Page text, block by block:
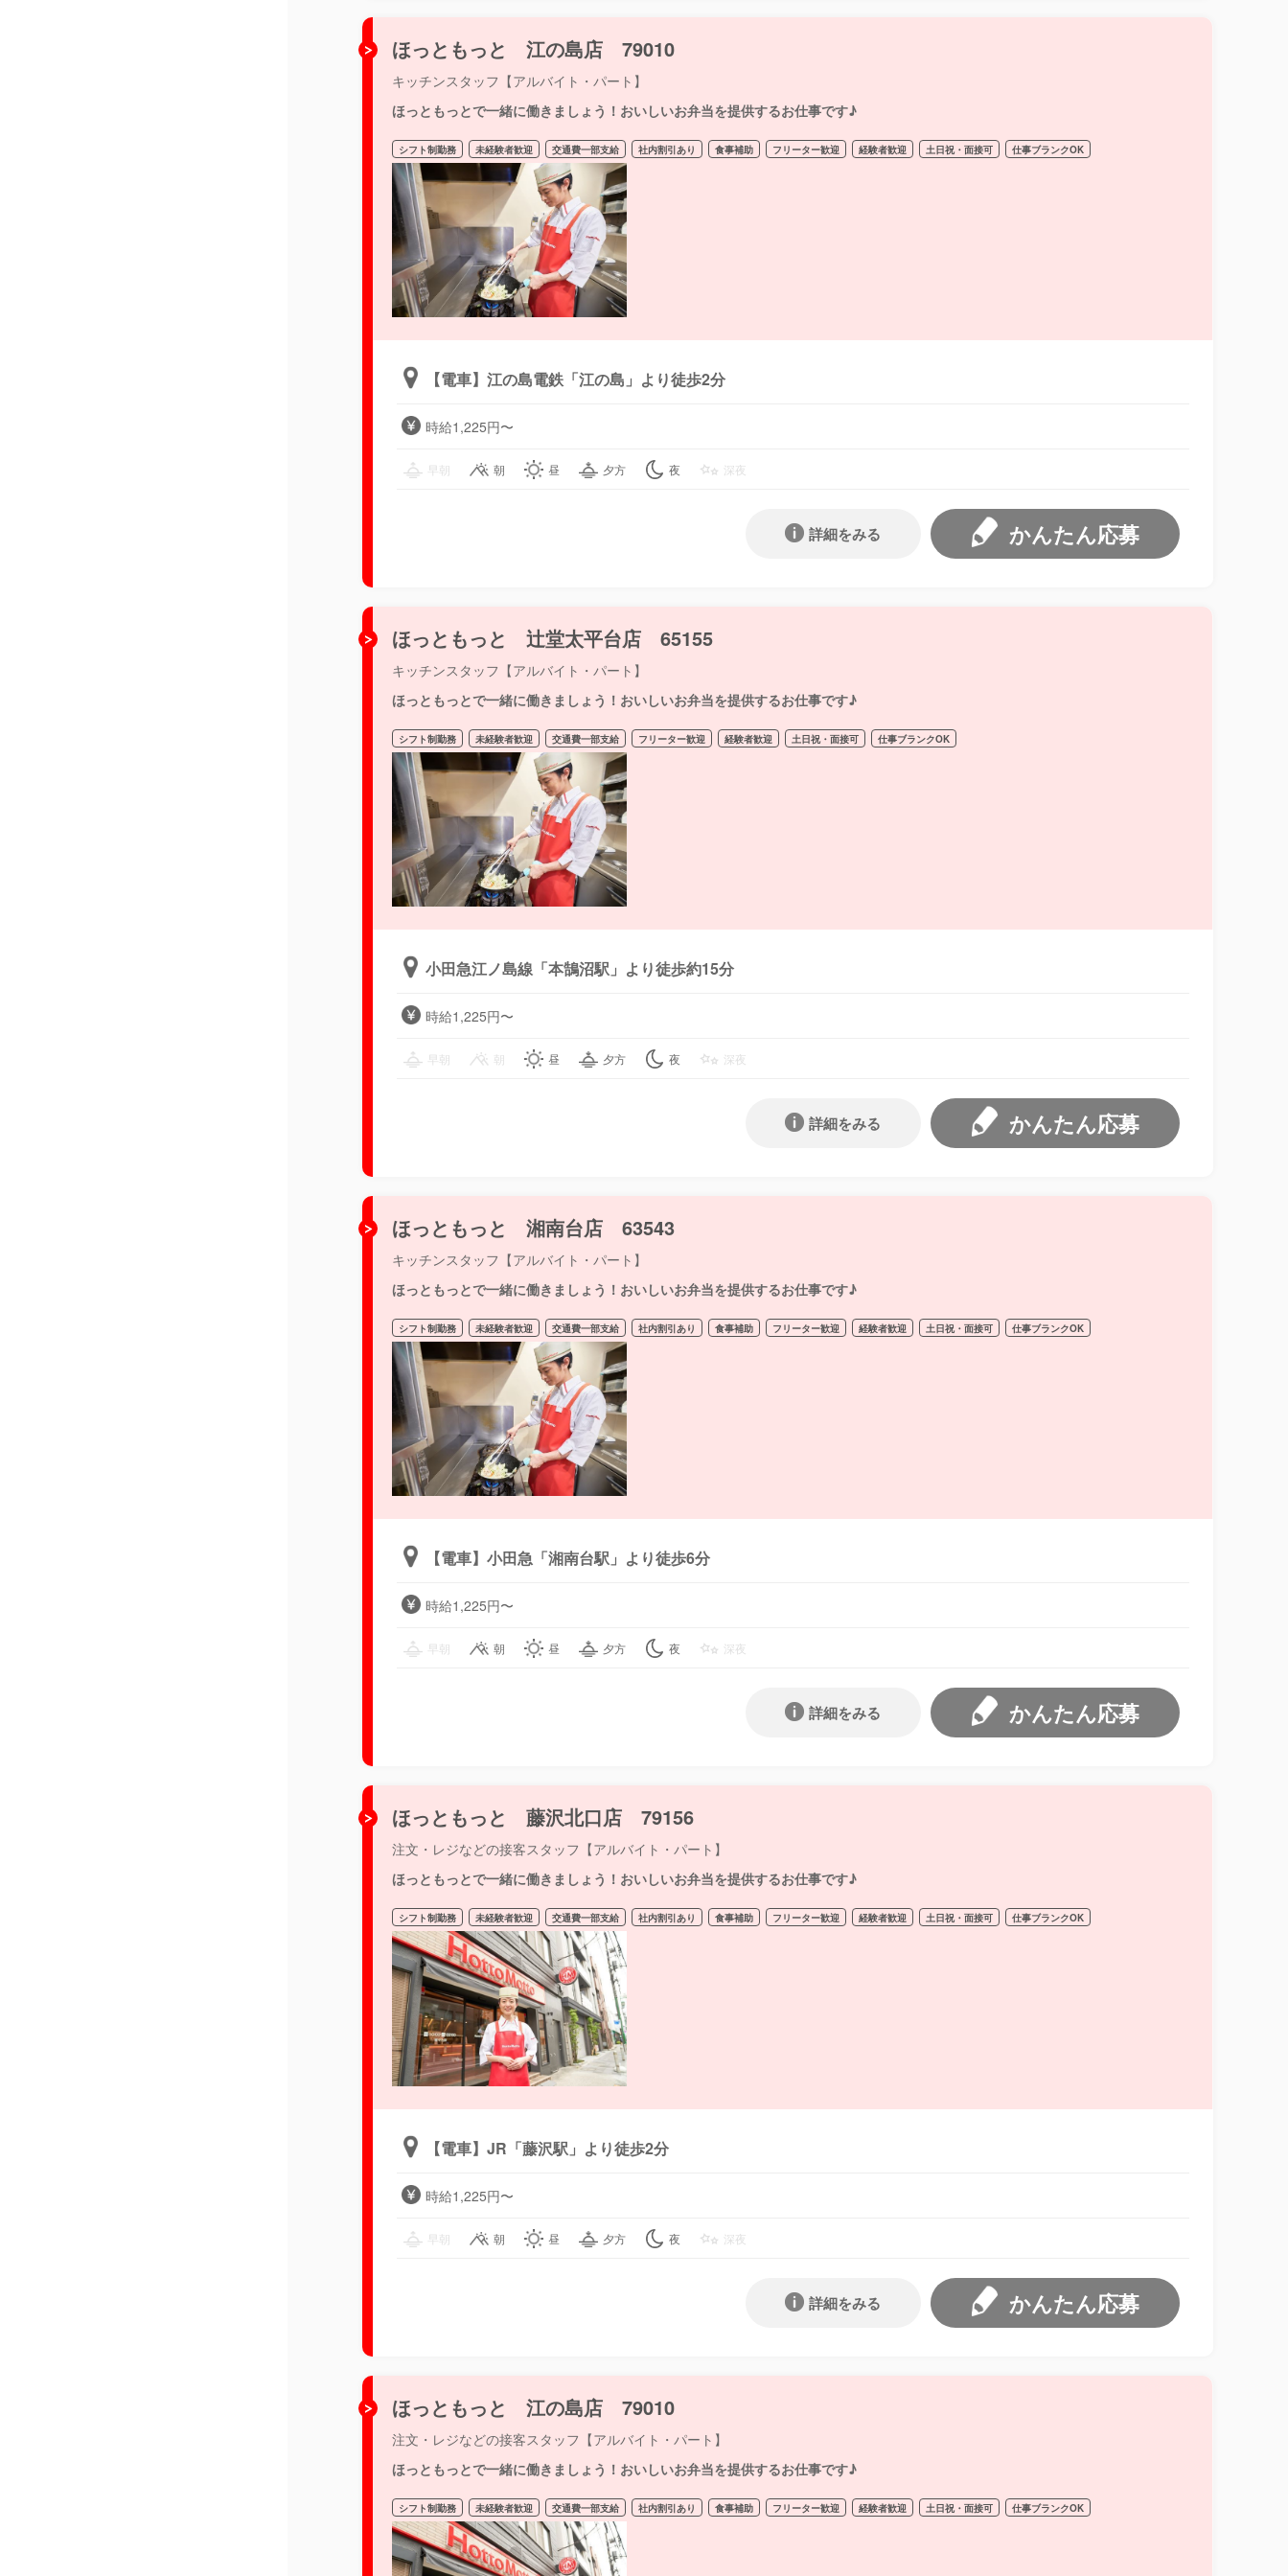
ほっともっと 江の島店 79010
キッチンスタッフ【アルバイト・パート】
ほっともっとで一緒に働きましょう！おいしいお弁当を提供するお仕事です♪
シフト制勤務 未経験者歓迎 交通費一部支給 社内割引あり 食事補助 フリーター歓迎 経験者歓迎 土日祝・面接可 仕事ブランクOK
【電車】江の島電鉄「江の島」より徒歩2分
時給1,225円〜
早朝 朝 昼 夕方 夜 深夜
かんたん応募
詳細をみる
ほっともっと 辻堂太平台店 65155
キッチンスタッフ【アルバイト・パート】
ほっともっとで一緒に働きましょう！おいしいお弁当を提供するお仕事です♪
シフト制勤務 未経験者歓迎 交通費一部支給 フリーター歓迎 経験者歓迎 土日祝・面接可 仕事ブランクOK
小田急江ノ島線「本鵠沼駅」より徒歩約15分
時給1,225円〜
早朝 朝 昼 夕方 夜 深夜
かんたん応募
詳細をみる
ほっともっと 湘南台店 63543
キッチンスタッフ【アルバイト・パート】
ほっともっとで一緒に働きましょう！おいしいお弁当を提供するお仕事です♪
シフト制勤務 未経験者歓迎 交通費一部支給 社内割引あり 食事補助 フリーター歓迎 経験者歓迎 土日祝・面接可 仕事ブランクOK
【電車】小田急「湘南台駅」より徒歩6分
時給1,225円〜
早朝 朝 昼 夕方 夜 深夜
かんたん応募
詳細をみる
ほっともっと 藤沢北口店 79156
注文・レジなどの接客スタッフ【アルバイト・パート】
ほっともっとで一緒に働きましょう！おいしいお弁当を提供するお仕事です♪
シフト制勤務 未経験者歓迎 交通費一部支給 社内割引あり 食事補助 フリーター歓迎 経験者歓迎 土日祝・面接可 仕事ブランクOK
【電車】JR「藤沢駅」より徒歩2分
時給1,225円〜
早朝 朝 昼 夕方 夜 深夜
かんたん応募
詳細をみる
ほっともっと 江の島店 79010
注文・レジなどの接客スタッフ【アルバイト・パート】
ほっともっとで一緒に働きましょう！おいしいお弁当を提供するお仕事です♪
シフト制勤務 未経験者歓迎 交通費一部支給 社内割引あり 食事補助 フリーター歓迎 経験者歓迎 土日祝・面接可 仕事ブランクOK